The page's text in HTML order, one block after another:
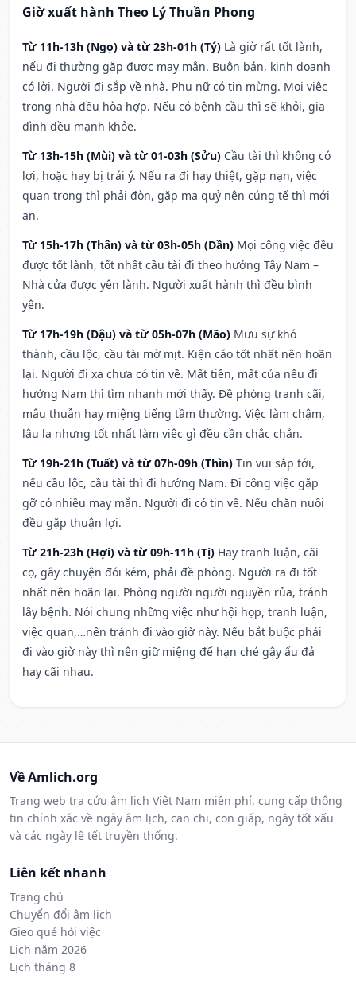
Giờ xuất hành Theo Lý Thuần Phong
Từ 11h-13h (Ngọ) và từ 23h-01h (Tý) Là giờ rất tốt lành,
nếu đi thường gặp được may mắn. Buôn bán, kinh doanh
có lời. Người đi sắp về nhà. Phụ nữ có tin mừng. Mọi việc
trong nhà đều hòa hợp. Nếu có bệnh cầu thì sẽ khỏi, gia
đình đều mạnh khỏe.
Từ 13h-15h (Mùi) và từ 01-03h (Sửu) Cầu tài thì không có
lợi, hoặc hay bị trái ý. Nếu ra đi hay thiệt, gặp nạn, việc
quan trọng thì phải đòn, gặp ma quỷ nên cúng tế thì mới
an.
Từ 15h-17h (Thân) và từ 03h-05h (Dần) Mọi công việc đều
được tốt lành, tốt nhất cầu tài đi theo hướng Tây Nam –
Nhà cửa được yên lành. Người xuất hành thì đều bình
yên.
Từ 17h-19h (Dậu) và từ 05h-07h (Mão) Mưu sự khó
thành, cầu lộc, cầu tài mờ mịt. Kiện cáo tốt nhất nên hoãn
lại. Người đi xa chưa có tin về. Mất tiền, mất của nếu đi
hướng Nam thì tìm nhanh mới thấy. Đề phòng tranh cãi,
mâu thuẫn hay miệng tiếng tầm thường. Việc làm chậm,
lâu la nhưng tốt nhất làm việc gì đều cần chắc chắn.
Từ 19h-21h (Tuất) và từ 07h-09h (Thìn) Tin vui sắp tới,
nếu cầu lộc, cầu tài thì đi hướng Nam. Đi công việc gặp
gỡ có nhiều may mắn. Người đi có tin về. Nếu chăn nuôi
đều gặp thuận lợi.
Từ 21h-23h (Hợi) và từ 09h-11h (Tị) Hay tranh luận, cãi
cọ, gây chuyện đói kém, phải đề phòng. Người ra đi tốt
nhất nên hoãn lại. Phòng người người nguyền rủa, tránh
lây bệnh. Nói chung những việc như hội họp, tranh luận,
việc quan,…nên tránh đi vào giờ này. Nếu bắt buộc phải
đi vào giờ này thì nên giữ miệng để hạn ché gây ẩu đả
hay cãi nhau.
Về Amlich.org
Trang web tra cứu âm lịch Việt Nam miễn phí, cung cấp thông
tin chính xác về ngày âm lịch, can chi, con giáp, ngày tốt xấu
và các ngày lễ tết truyền thống.
Liên kết nhanh
Trang chủ
Chuyển đổi âm lịch
Gieo quẻ hỏi việc
Lịch năm 2026
Lịch tháng 8